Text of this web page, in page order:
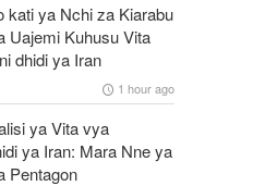
kati ya Nchi za Kiarabu
Uajemi Kuhusu Vita
dhidi ya Iran
1 hour ago
ya Vita vya
ya Iran: Mara Nne ya
Pentagon